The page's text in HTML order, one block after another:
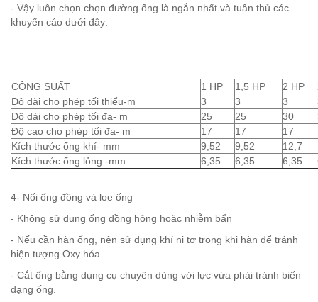
- Vậy luôn chọn chọn đường ống là ngắn nhất và tuân thủ các
khuyến cáo dưới đây:
CÔNG SUẤT 1 HP 1,5 HP 2 HP
Độ dài cho phép tối thiểu-m
3 3 3
Độ dài cho phép tối đa- m
25 25 30
Độ cao cho phép tối đa- m
17 17 17
Kích thước ống khí- mm
9,52 9,52 12,7
Kích thước ống lỏng -mm
6,35 6,35 6,35
4- Nối ống đồng và loe ống
- Không sử dụng ống đồng hỏng hoặc nhiễm bẩn
- Nếu cần hàn ống, nên sử dụng khí ni tơ trong khi hàn để tránh
hiện tượng Oxy hóa.
- Cắt ống bằng dụng cụ chuyên dùng với lực vừa phải tránh biến
dạng ống.